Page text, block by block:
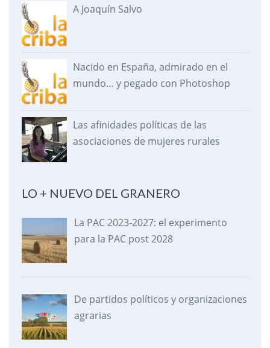
A Joaquín Salvo
Nacido en España, admirado en el
mundo… y pegado con Photoshop
Las afinidades políticas de las
asociaciones de mujeres rurales
LO + NUEVO DEL GRANERO
La PAC 2023-2027: el experimento
para la PAC post 2028
De partidos políticos y organizaciones
agrarias